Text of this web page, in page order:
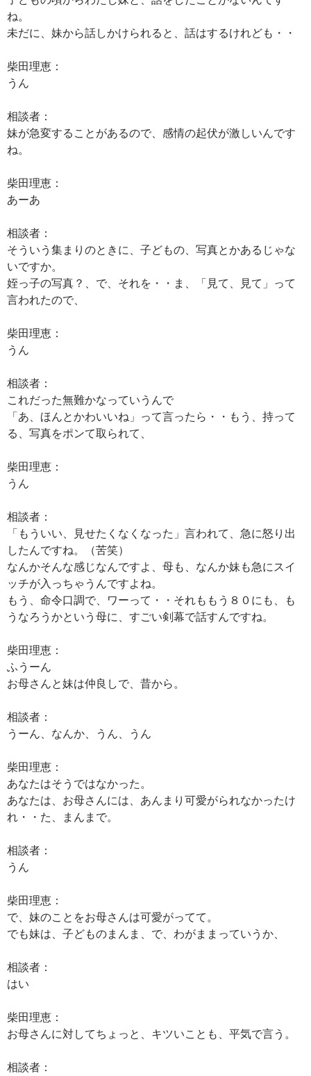
ね。
未だに、妹から話しかけられると、話はするけれども・・
柴田理恵：
うん
相談者：
妹が急変することがあるので、感情の起伏が激しいんです
ね。
柴田理恵：
あーあ
相談者：
そういう集まりのときに、子どもの、写真とかあるじゃな
いですか。
姪っ子の写真？、で、それを・・ま、「見て、見て」って
言われたので、
柴田理恵：
うん
相談者：
これだった無難かなっていうんで
「あ、ほんとかわいいね」って言ったら・・もう、持って
る、写真をポンて取られて、
柴田理恵：
うん
相談者：
「もういい、見せたくなくなった」言われて、急に怒り出
したんですね。（苦笑）
なんかそんな感じなんですよ、母も、なんか妹も急にスイ
ッチが入っちゃうんですよね。
もう、命令口調で、ワーって・・それももう８０にも、も
うなろうかという母に、すごい剣幕で話すんですね。
柴田理恵：
ふうーん
お母さんと妹は仲良しで、昔から。
相談者：
うーん、なんか、うん、うん
柴田理恵：
あなたはそうではなかった。
あなたは、お母さんには、あんまり可愛がられなかったけ
れ・・た、まんまで。
相談者：
うん
柴田理恵：
で、妹のことをお母さんは可愛がってて。
でも妹は、子どものまんま、で、わがままっていうか、
相談者：
はい
柴田理恵：
お母さんに対してちょっと、キツいことも、平気で言う。
相談者：